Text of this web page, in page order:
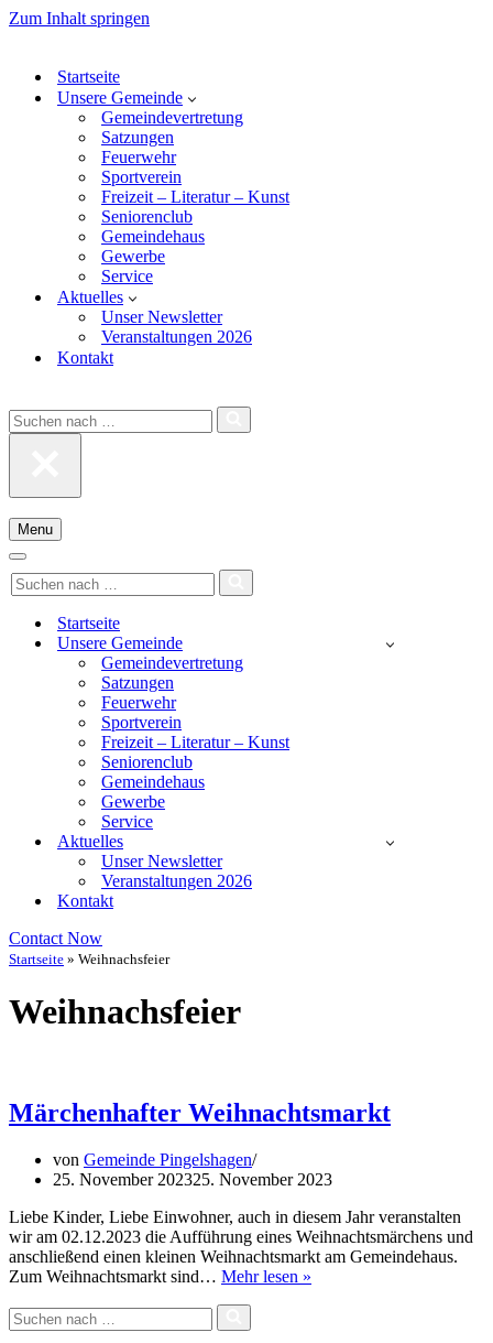
Bitte
beachten
Website
Barrierefreiheitssystem.
Zum Inhalt springen
Startseite
Unsere Gemeinde
Gemeindevertretung
Satzungen
Feuerwehr
Sportverein
Freizeit – Literatur – Kunst
Seniorenclub
Gemeindehaus
Gewerbe
Service
Aktuelles
Unser Newsletter
Veranstaltungen 2026
Kontakt
Suchen
nach …
Menu
Navigationsmenü
Navigationsmenü
Suchen
nach …
Startseite
Unsere Gemeinde
Gemeindevertretung
Satzungen
Feuerwehr
Sportverein
Freizeit – Literatur – Kunst
Seniorenclub
Gemeindehaus
Gewerbe
Service
Aktuelles
Unser Newsletter
Veranstaltungen 2026
Kontakt
Contact Now
Startseite » Weihnachsfeier
Weihnachsfeier
Märchenhafter Weihnachtsmarkt
von Gemeinde Pingelshagen
25. November 202325. November 2023
Liebe Kinder, Liebe Einwohner, auch in diesem Jahr veranstalten
wir am 02.12.2023 die Aufführung eines Weihnachtsmärchens und
anschließend einen kleinen Weihnachtsmarkt am Gemeindehaus.
Zum Weihnachtsmarkt sind… Mehr lesen »
Suchen
nach …